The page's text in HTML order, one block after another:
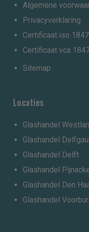
Algemene
Privacyverklaring
Certificaat iso 1847
Certificaat vca
Sitemap
Locaties
Glashandel
Glashandel
Glashandel Delft
Glashandel
Glashandel Den
Glashandel